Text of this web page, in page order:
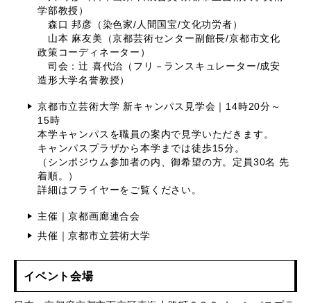
学部教授）
森口 邦彦（染色家/人間国宝/文化功労者）
山本 麻友美（京都芸術センター副館長/京都市文化
政策コーディネーター）
司会：辻 喜代治（フリ－ランスキュレーター/成安
造形大学名誉教授）
京都市立芸術大学 新キャンパス見学会｜14時20分～
15時
本学キャンパスを職員の案内で見学いただきます。
キャンパスプラザから本学までは徒歩15分。
（シンポジウム参加者の内、御希望の方。定員30名 先
着順。）
詳細はフライヤーをご覧ください。
主催｜京都画廊連合会
共催｜京都市立芸術大学
イベント会場